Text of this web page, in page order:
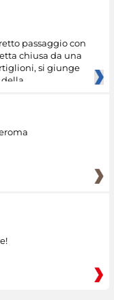
passaggio con
chiusa da una
si giunge